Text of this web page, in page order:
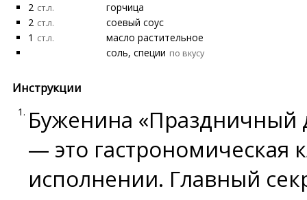
2 ст.л.
горчица
2 ст.л.
соевый соус
1 ст.л.
масло растительное
соль, специи по вкусу
Инструкции
Буженина «Праздничный
— это гастрономическая
исполнении. Главный